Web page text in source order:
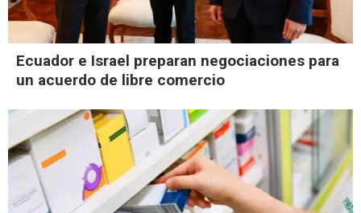
Ecuador e Israel preparan negociaciones para
un acuerdo de libre comercio